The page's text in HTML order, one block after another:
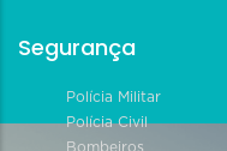
Segurança
Polícia Militar
Polícia Civil
Bombeiros